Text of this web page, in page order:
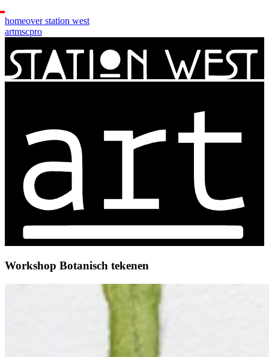
homeover station west
artmscpro
Workshop Botanisch tekenen